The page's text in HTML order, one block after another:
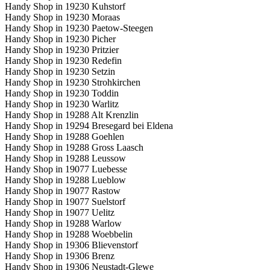
Handy Shop in 19230 Kuhstorf
Handy Shop in 19230 Moraas
Handy Shop in 19230 Paetow-Steegen
Handy Shop in 19230 Picher
Handy Shop in 19230 Pritzier
Handy Shop in 19230 Redefin
Handy Shop in 19230 Setzin
Handy Shop in 19230 Strohkirchen
Handy Shop in 19230 Toddin
Handy Shop in 19230 Warlitz
Handy Shop in 19288 Alt Krenzlin
Handy Shop in 19294 Bresegard bei Eldena
Handy Shop in 19288 Goehlen
Handy Shop in 19288 Gross Laasch
Handy Shop in 19288 Leussow
Handy Shop in 19077 Luebesse
Handy Shop in 19288 Lueblow
Handy Shop in 19077 Rastow
Handy Shop in 19077 Suelstorf
Handy Shop in 19077 Uelitz
Handy Shop in 19288 Warlow
Handy Shop in 19288 Woebbelin
Handy Shop in 19306 Blievenstorf
Handy Shop in 19306 Brenz
Handy Shop in 19306 Neustadt-Glewe